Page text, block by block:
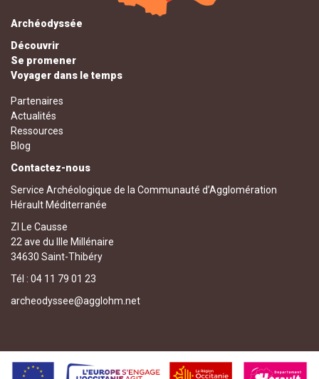
Archéodyssée
Découvrir
Se promener
Voyager dans le temps
Partenaires
Actualités
Ressources
Blog
Contactez-nous
Service Archéologique de la Communauté d’Agglomération
Hérault Méditerranée
ZI Le Causse
22 ave du IIIe Millénaire
34630 Saint-Thibéry
Tél : 04 11 79 01 23
archeodyssee@agglohm.net